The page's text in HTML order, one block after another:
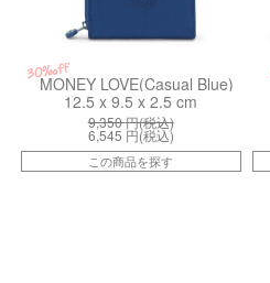
30%off
MONEY LOVE(Casual Blue)
12.5 x 9.5 x 2.5 cm
9,350円(税込)
6,545 円(税込)
この商品を探す